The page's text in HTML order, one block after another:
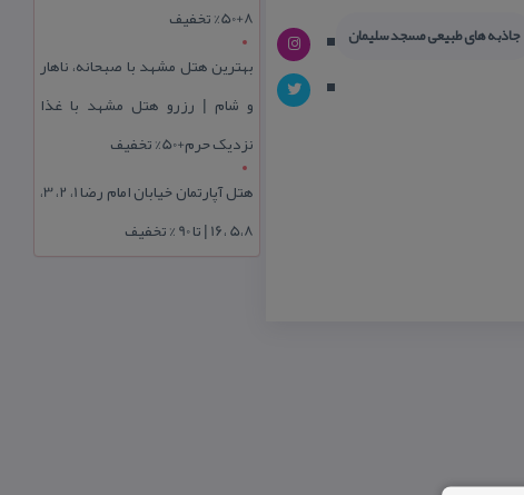
جاذبه های طبیعی مسجد سلیمان
8+50% تخفیف
بهترین هتل مشهد با صبحانه، ناهار
و شام | رزرو هتل مشهد با غذا
نزدیک حرم+50% تخفیف
هتل آپارتمان خیابان امام رضا 1، 2، 3،
5،8 ،16 | تا 90 % تخفیف